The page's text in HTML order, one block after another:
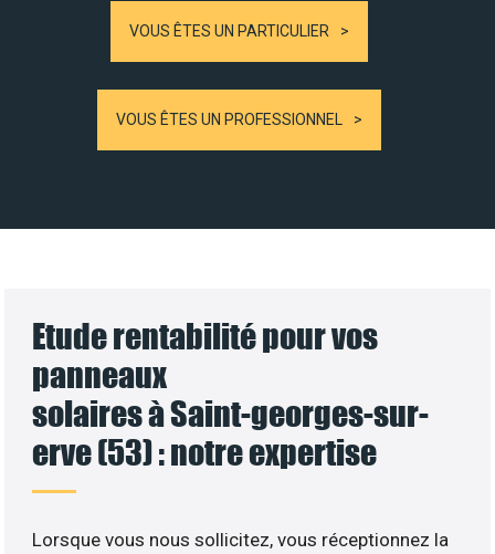
VOUS ÊTES UN PARTICULIER
VOUS ÊTES UN PROFESSIONNEL
Etude rentabilité pour vos
panneaux
solaires à Saint-georges-sur-
erve (53) : notre expertise
Lorsque vous nous sollicitez, vous réceptionnez la